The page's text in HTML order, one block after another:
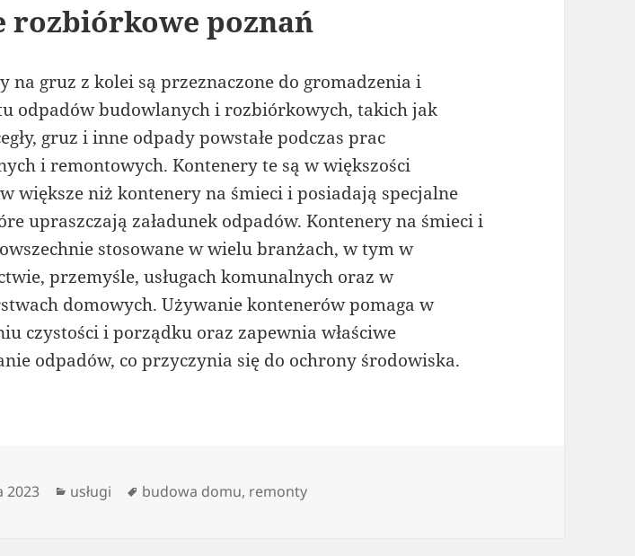
rozbiórkowe poznań
na gruz z kolei są przeznaczone do gromadzenia i
odpadów budowlanych i rozbiórkowych, takich jak
gruz i inne odpady powstałe podczas prac
i remontowych. Kontenery te są w większości
większe niż kontenery na śmieci i posiadają specjalne
upraszczają załadunek odpadów. Kontenery na śmieci i
stosowane w wielu branżach, w tym w
przemyśle, usługach komunalnych oraz w
domowych. Używanie kontenerów pomaga w
czystości i porządku oraz zapewnia właściwe
odpadów, co przyczynia się do ochrony środowiska.
2023 Kategorie
usługi Tagi
budowa domu, remonty